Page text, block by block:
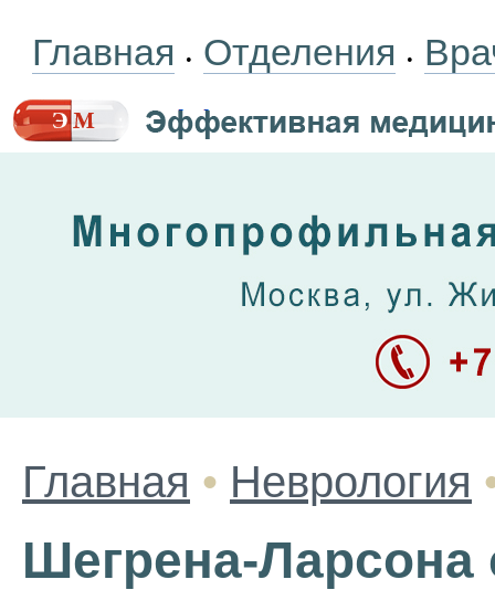
Главная • Отделения •
Главная • Неврология
Шегрена-Ларсона